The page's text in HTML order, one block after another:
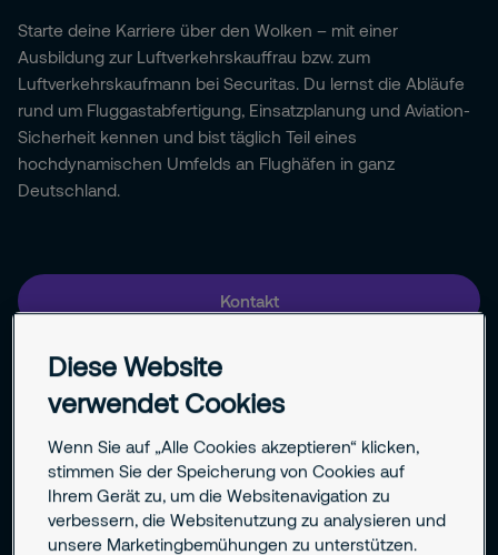
Starte deine Karriere über den Wolken – mit einer
Ausbildung zur Luftverkehrskauffrau bzw. zum
Luftverkehrskaufmann bei Securitas. Du lernst die Abläufe
rund um Fluggastabfertigung, Einsatzplanung und Aviation-
Sicherheit kennen und bist täglich Teil eines
hochdynamischen Umfelds an Flughäfen in ganz
Deutschland.
Kontakt
Jetzt Ausbildungsplatz finden
Verantwortung im spannenden Airport-Umfeld
Abwechslungsreiche Aufgaben mit direktem
Diese Website
verwendet Cookies
Wenn Sie auf „Alle Cookies akzeptieren“ klicken,
stimmen Sie der Speicherung von Cookies auf
Ihrem Gerät zu, um die Websitenavigation zu
verbessern, die Websitenutzung zu analysieren und
unsere Marketingbemühungen zu unterstützen.